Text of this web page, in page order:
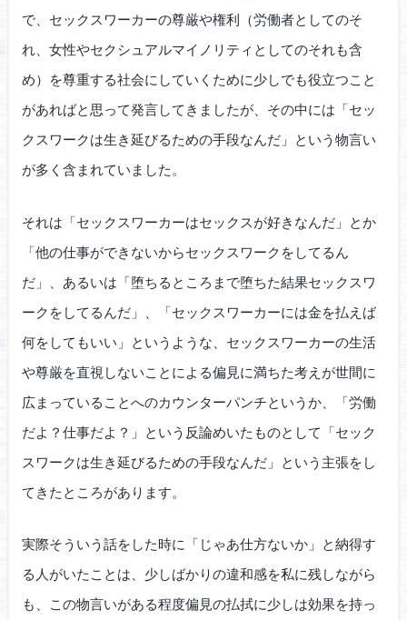
で、セックスワーカーの尊厳や権利（労働者としてのそ
れ、女性やセクシュアルマイノリティとしてのそれも含
め）を尊重する社会にしていくために少しでも役立つこと
があればと思って発言してきましたが、その中には「セッ
クスワークは生き延びるための手段なんだ」という物言い
が多く含まれていました。
それは「セックスワーカーはセックスが好きなんだ」とか
「他の仕事ができないからセックスワークをしてるん
だ」、あるいは「堕ちるところまで堕ちた結果セックスワ
ークをしてるんだ」、「セックスワーカーには金を払えば
何をしてもいい」というような、セックスワーカーの生活
や尊厳を直視しないことによる偏見に満ちた考えが世間に
広まっていることへのカウンターパンチというか、「労働
だよ？仕事だよ？」という反論めいたものとして「セック
スワークは生き延びるための手段なんだ」という主張をし
てきたところがあります。
実際そういう話をした時に「じゃあ仕方ないか」と納得す
る人がいたことは、少しばかりの違和感を私に残しながら
も、この物言いがある程度偏見の払拭に少しは効果を持っ